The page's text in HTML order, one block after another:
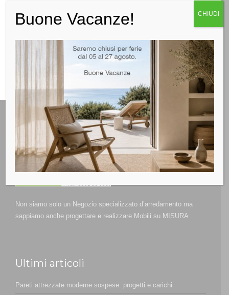
Non siamo solo un Negozio specializzato d’arredamento ma
sappiamo anche progettare e realizzare Mobili su MISURA
Ultimi articoli
Pareti attrezzate moderne sospese: progetti e carichi
Buone Vacanze! CHIUDI